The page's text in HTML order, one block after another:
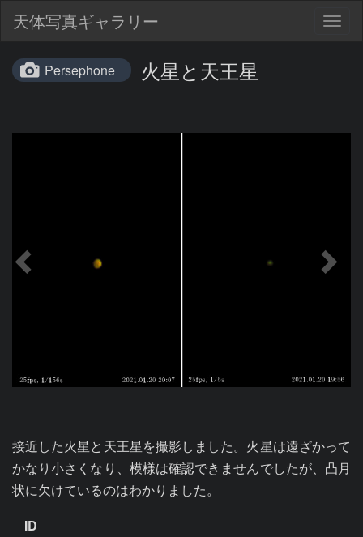
天体写真ギャラリー
Persephone 火星と天王星
接近した火星と天王星を撮影しました。火星は遠ざかって
かなり小さくなり、模様は確認できませんでしたが、凸月
状に欠けているのはわかりました。
ID